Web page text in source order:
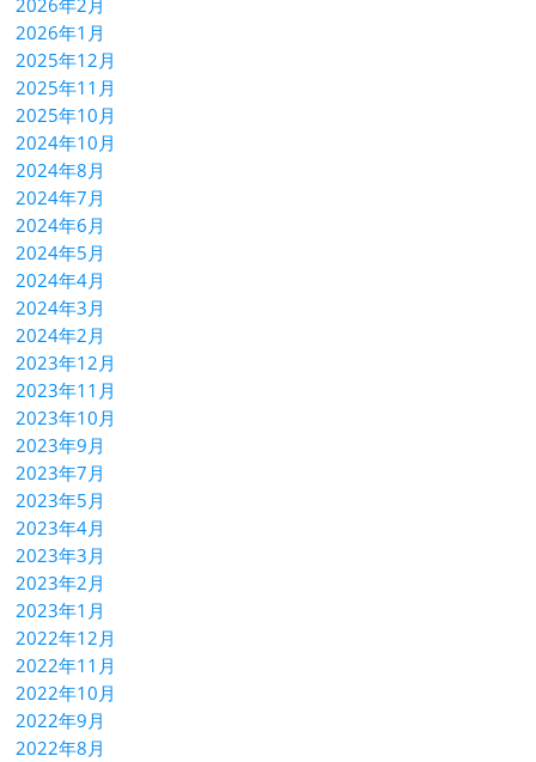
2026年2月
2026年1月
2025年12月
2025年11月
2025年10月
2024年10月
2024年8月
2024年7月
2024年6月
2024年5月
2024年4月
2024年3月
2024年2月
2023年12月
2023年11月
2023年10月
2023年9月
2023年7月
2023年5月
2023年4月
2023年3月
2023年2月
2023年1月
2022年12月
2022年11月
2022年10月
2022年9月
2022年8月